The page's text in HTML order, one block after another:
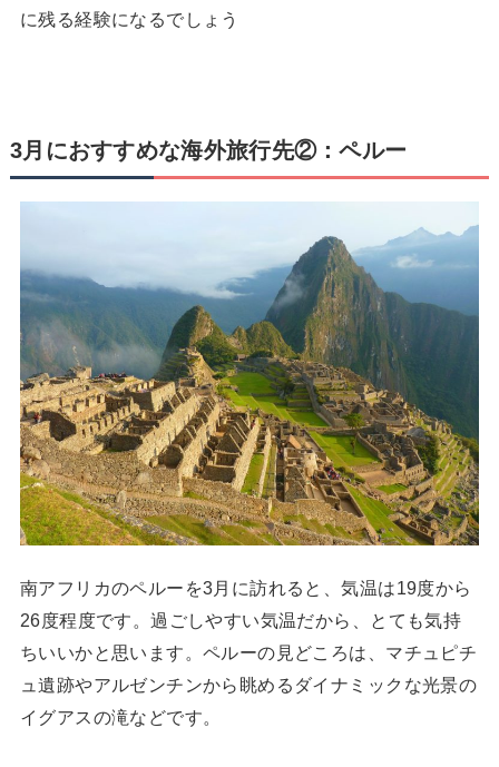
に残る経験になるでしょう
3月におすすめな海外旅行先②：ペルー
南アフリカのペルーを3月に訪れると、気温は19度から
26度程度です。過ごしやすい気温だから、とても気持
ちいいかと思います。ペルーの見どころは、マチュピチ
ュ遺跡やアルゼンチンから眺めるダイナミックな光景の
イグアスの滝などです。